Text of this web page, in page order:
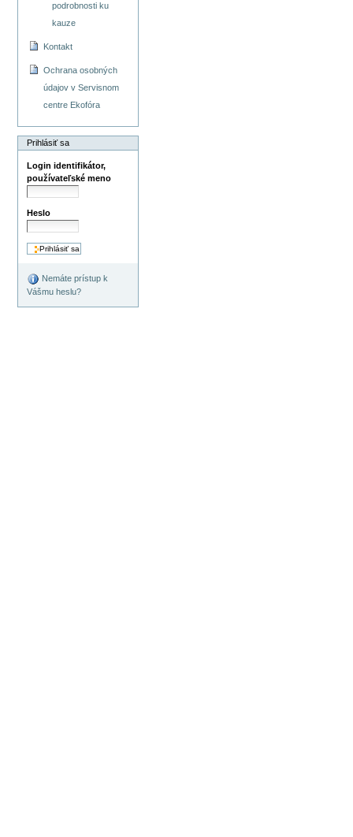
podrobnosti ku
kauze
Kontakt
Ochrana osobných
údajov v Servisnom
centre Ekofóra
Prihlásiť sa
Login identifikátor,
používateľské meno
Heslo
Nemáte prístup k
Vášmu heslu?